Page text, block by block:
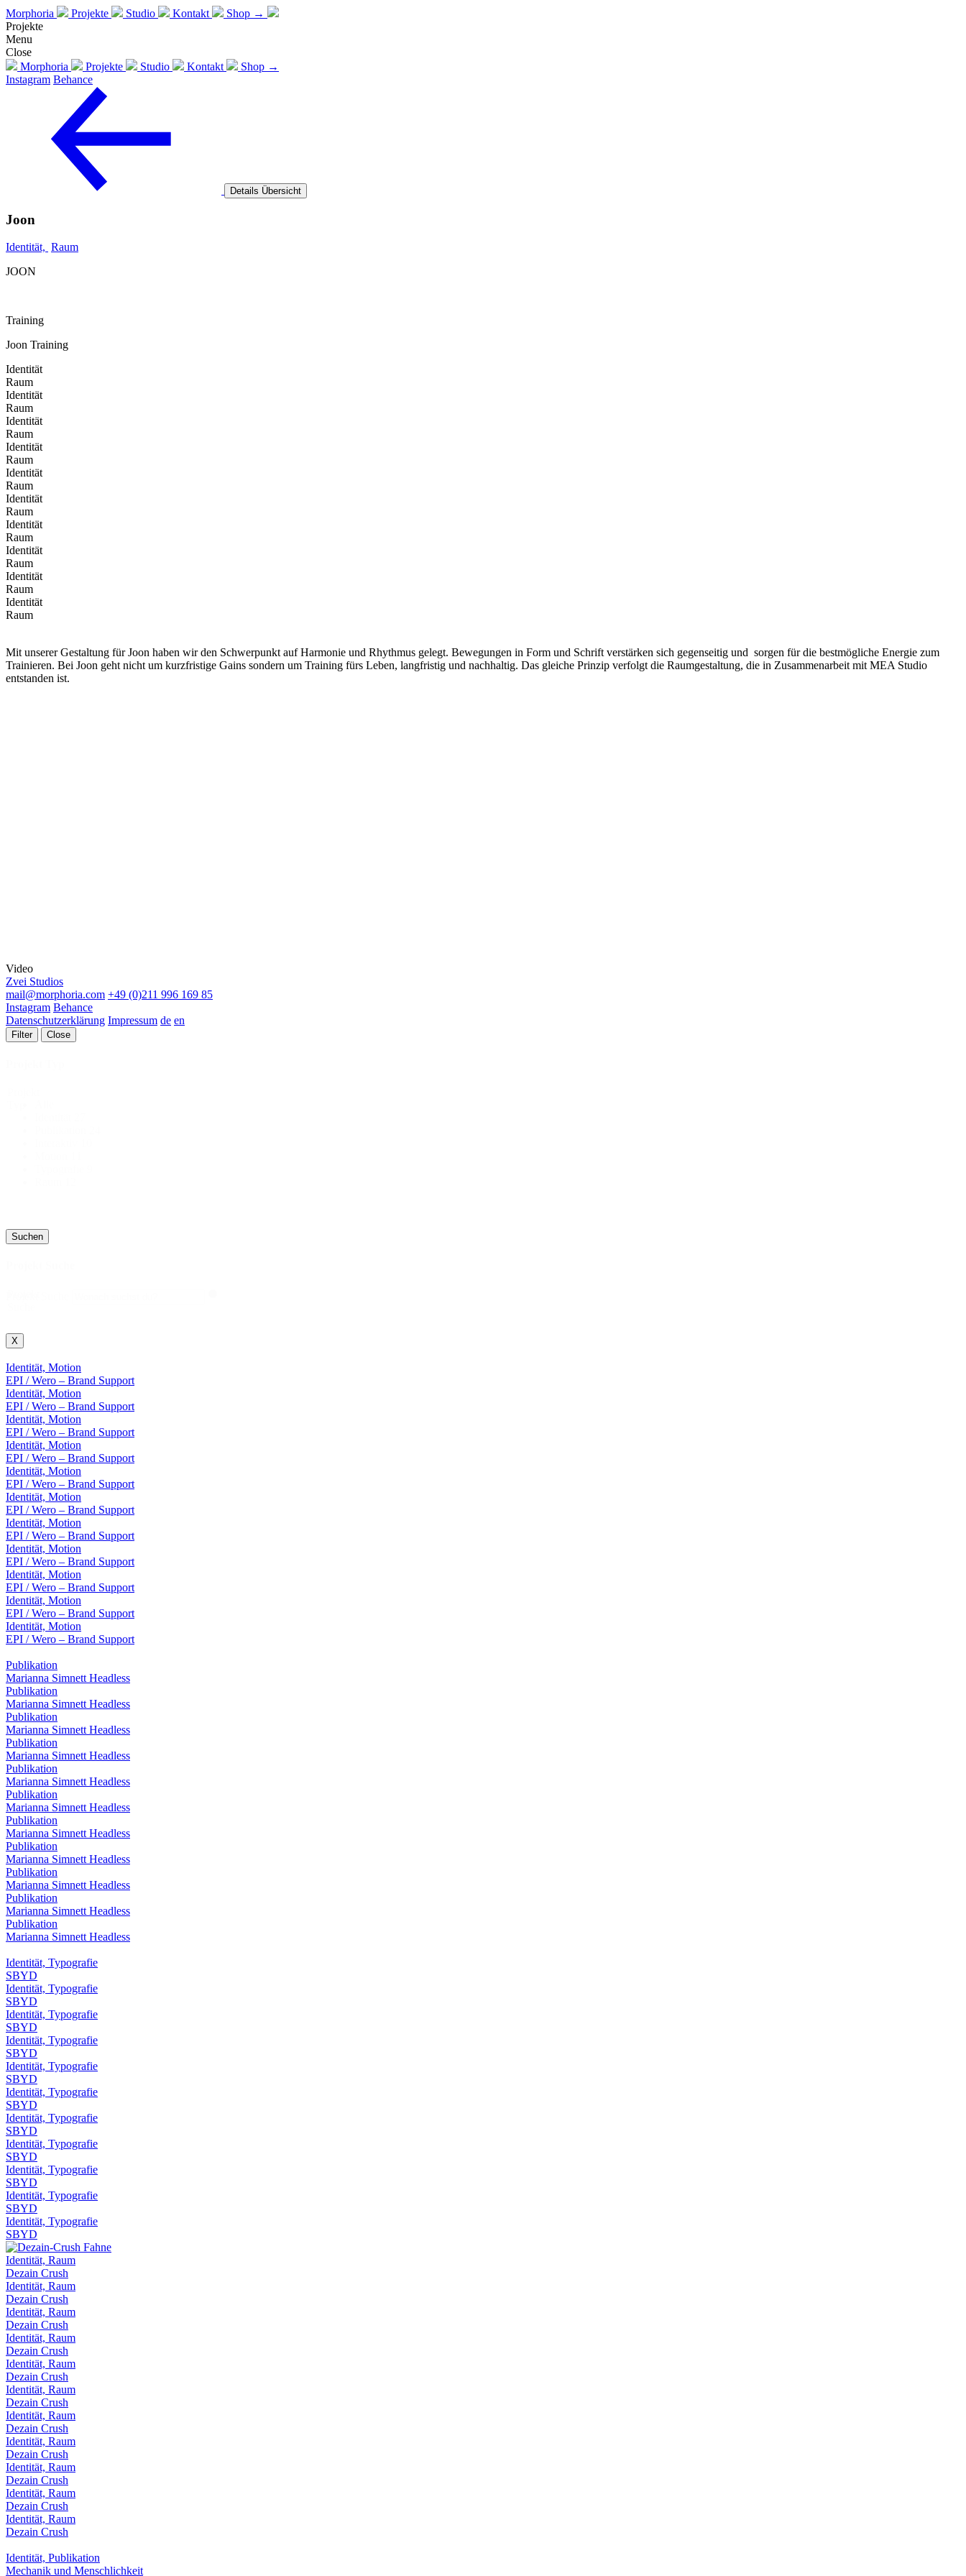
Morphoria Projekte Studio Kontakt
Shop →
Projekte
Menu
Close
Morphoria
Projekte Studio Kontakt
Shop →
Instagram Behance
Details Übersicht
Joon
Identität, Raum
JOON
Training
Joon Training
Identität
Raum
Identität
Raum
Identität
Raum
Identität
Raum
Identität
Raum
Identität
Raum
Identität
Raum
Identität
Raum
Identität
Raum
Identität
Raum
Mit unserer Gestaltung für Joon haben wir den Schwerpunkt auf Harmonie und Rhythmus gelegt. Bewegungen in Form und Schrift verstärken sich gegenseitig und sorgen für die bestmögliche Energie zum
Trainieren. Bei Joon geht nicht um kurzfristige Gains sondern um Training fürs Leben, langfristig und nachhaltig. Das gleiche Prinzip verfolgt die Raumgestaltung, die in Zusammenarbeit mit MEA Studio
entstanden ist.
Video
Zvei Studios
mail@morphoria.com +49 (0)211 996 169 85
Instagram Behance
Datenschutzerklärung Impressum de en
Filter Close
Suchen
X
Identität, Motion
EPI / Wero – Brand Support
Identität, Motion
EPI / Wero – Brand Support
Identität, Motion
EPI / Wero – Brand Support
Identität, Motion
EPI / Wero – Brand Support
Identität, Motion
EPI / Wero – Brand Support
Identität, Motion
EPI / Wero – Brand Support
Identität, Motion
EPI / Wero – Brand Support
Identität, Motion
EPI / Wero – Brand Support
Identität, Motion
EPI / Wero – Brand Support
Identität, Motion
EPI / Wero – Brand Support
Identität, Motion
EPI / Wero – Brand Support
Publikation
Marianna Simnett Headless
Publikation
Marianna Simnett Headless
Publikation
Marianna Simnett Headless
Publikation
Marianna Simnett Headless
Publikation
Marianna Simnett Headless
Publikation
Marianna Simnett Headless
Publikation
Marianna Simnett Headless
Publikation
Marianna Simnett Headless
Publikation
Marianna Simnett Headless
Publikation
Marianna Simnett Headless
Publikation
Marianna Simnett Headless
Identität, Typografie
SBYD
Identität, Typografie
SBYD
Identität, Typografie
SBYD
Identität, Typografie
SBYD
Identität, Typografie
SBYD
Identität, Typografie
SBYD
Identität, Typografie
SBYD
Identität, Typografie
SBYD
Identität, Typografie
SBYD
Identität, Typografie
SBYD
Identität, Typografie
SBYD
Identität, Raum
Dezain Crush
Identität, Raum
Dezain Crush
Identität, Raum
Dezain Crush
Identität, Raum
Dezain Crush
Identität, Raum
Dezain Crush
Identität, Raum
Dezain Crush
Identität, Raum
Dezain Crush
Identität, Raum
Dezain Crush
Identität, Raum
Dezain Crush
Identität, Raum
Dezain Crush
Identität, Raum
Dezain Crush
Identität, Publikation
Mechanik und Menschlichkeit